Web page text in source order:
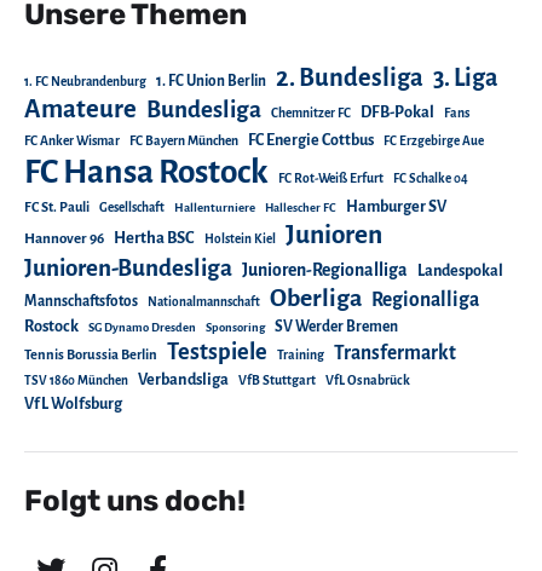
Unsere Themen
1. FC Neubrandenburg 1. FC Union Berlin 2. Bundesliga 3. Liga
Amateure Bundesliga Chemnitzer FC DFB-Pokal Fans
FC Anker Wismar FC Bayern München FC Energie Cottbus FC Erzgebirge Aue
FC Hansa Rostock FC Rot-Weiß Erfurt FC Schalke 04
FC St. Pauli Gesellschaft Hallenturniere Hallescher FC Hamburger SV
Hannover 96 Hertha BSC Holstein Kiel Junioren
Junioren-Bundesliga Junioren-Regionalliga
Landespokal
Mannschaftsfotos
Nationalmannschaft Oberliga Regionalliga
Rostock SG Dynamo Dresden Sponsoring SV Werder Bremen
Tennis Borussia Berlin Testspiele Training Transfermarkt
TSV 1860 München Verbandsliga VfB Stuttgart VfL Osnabrück
VfL Wolfsburg
Folgt uns doch!